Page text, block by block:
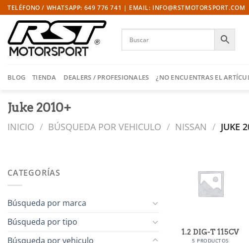
Saltar
al
contenido
TELÉFONO / WHATSAPP: 649 776 741 | EMAIL: INFO@RSTMOTORSPORT.COM
BLOG TIENDA DEALERS / PROFESIONALES ¿NO ENCUENTRAS EL
Juke 2010+
INICIO / BÚSQUEDA POR VEHICULO / NISSAN / JUKE
CATEGORÍAS
Búsqueda por marca
Búsqueda por tipo
Búsqueda por vehiculo
1.2 DIG-T 115CV
5 PRODUCTOS